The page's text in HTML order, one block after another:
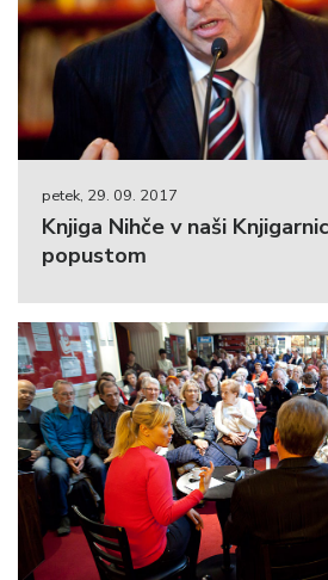
petek, 29. 09. 2017
Knjiga Nihče v naši
popustom